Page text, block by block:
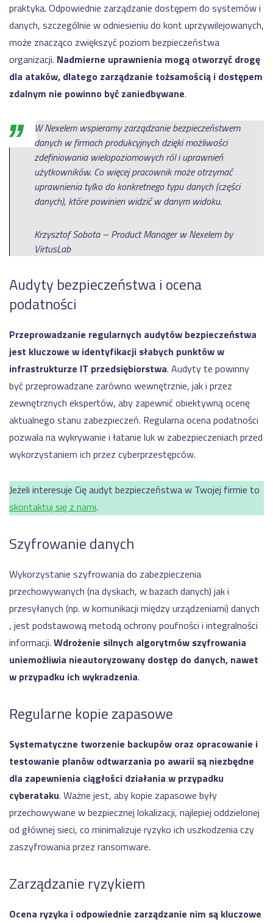
praktyka. Odpowiednie zarządzanie dostępem do systemów i
danych, szczególnie w odniesieniu do kont uprzywilejowanych,
może znacząco zwiększyć poziom bezpieczeństwa
organizacji. Nadmierne uprawnienia mogą otworzyć drogę
dla ataków, dlatego zarządzanie tożsamością i dostępem
zdalnym nie powinno być zaniedbywane.
W Nexelem wspieramy zarządzanie bezpieczeństwem
danych w firmach produkcyjnych dzięki możliwości
zdefiniowania wielopoziomowych ról i uprawnień
użytkowników. Co więcej pracownik może otrzymać
uprawnienia tylko do konkretnego typu danych (części
danych), które powinien widzić w danym widoku.
Krzysztof Sobota – Product Manager w Nexelem by
VirtusLab
Audyty bezpieczeństwa i ocena
podatności
Przeprowadzanie regularnych audytów bezpieczeństwa
jest kluczowe w identyfikacji słabych punktów w
infrastrukturze IT przedsiębiorstwa. Audyty te powinny
być przeprowadzane zarówno wewnętrznie, jak i przez
zewnętrznych ekspertów, aby zapewnić obiektywną ocenę
aktualnego stanu zabezpieczeń. Regularna ocena podatności
pozwala na wykrywanie i łatanie luk w zabezpieczeniach przed
wykorzystaniem ich przez cyberprzestępców.
Jeżeli interesuje Cię audyt bezpieczeństwa w Twojej firmie to
skontaktuj się z nami.
Szyfrowanie danych
Wykorzystanie szyfrowania do zabezpieczenia
przechowywanych (na dyskach, w bazach danych) jak i
przesyłanych (np. w komunikacji między urządzeniami) danych
, jest podstawową metodą ochrony poufności i integralności
informacji. Wdrożenie silnych algorytmów szyfrowania
uniemożliwia nieautoryzowany dostęp do danych, nawet
w przypadku ich wykradzenia.
Regularne kopie zapasowe
Systematyczne tworzenie backupów oraz opracowanie i
testowanie planów odtwarzania po awarii są niezbędne
dla zapewnienia ciągłości działania w przypadku
cyberataku. Ważne jest, aby kopie zapasowe były
przechowywane w bezpiecznej lokalizacji, najlepiej oddzielonej
od głównej sieci, co minimalizuje ryzyko ich uszkodzenia czy
zaszyfrowania przez ransomware.
Zarządzanie ryzykiem
Ocena ryzyka i odpowiednie zarządzanie nim są kluczowe